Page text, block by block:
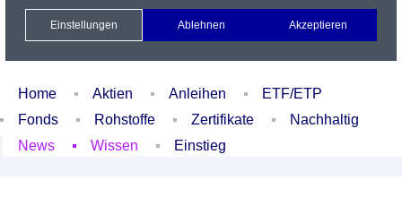
Xetra Realtime
Watchlist Portfolio Login
Home Aktien Anleihen
ETF/ETP
Fonds
Rohstoffe Zertifikate
Nachhaltig
News
Wissen Einstieg
Einstellungen Ablehnen Akzeptieren